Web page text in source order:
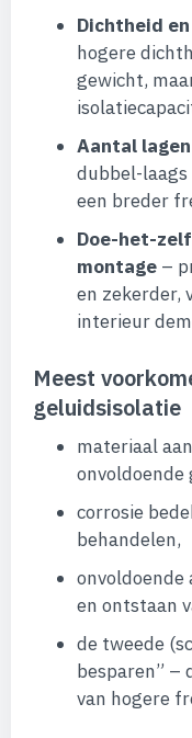
Dichtheid
hogere
gewicht,
Aantal lagen
dubbel-
een breder
Doe-het-
montage –
en zekerder,
interieur
Meest
geluidsisolatie
materiaal
corrosie
behandelen,
onvoldoende
en ontstaan
de tweede
besparen” –
van hogere